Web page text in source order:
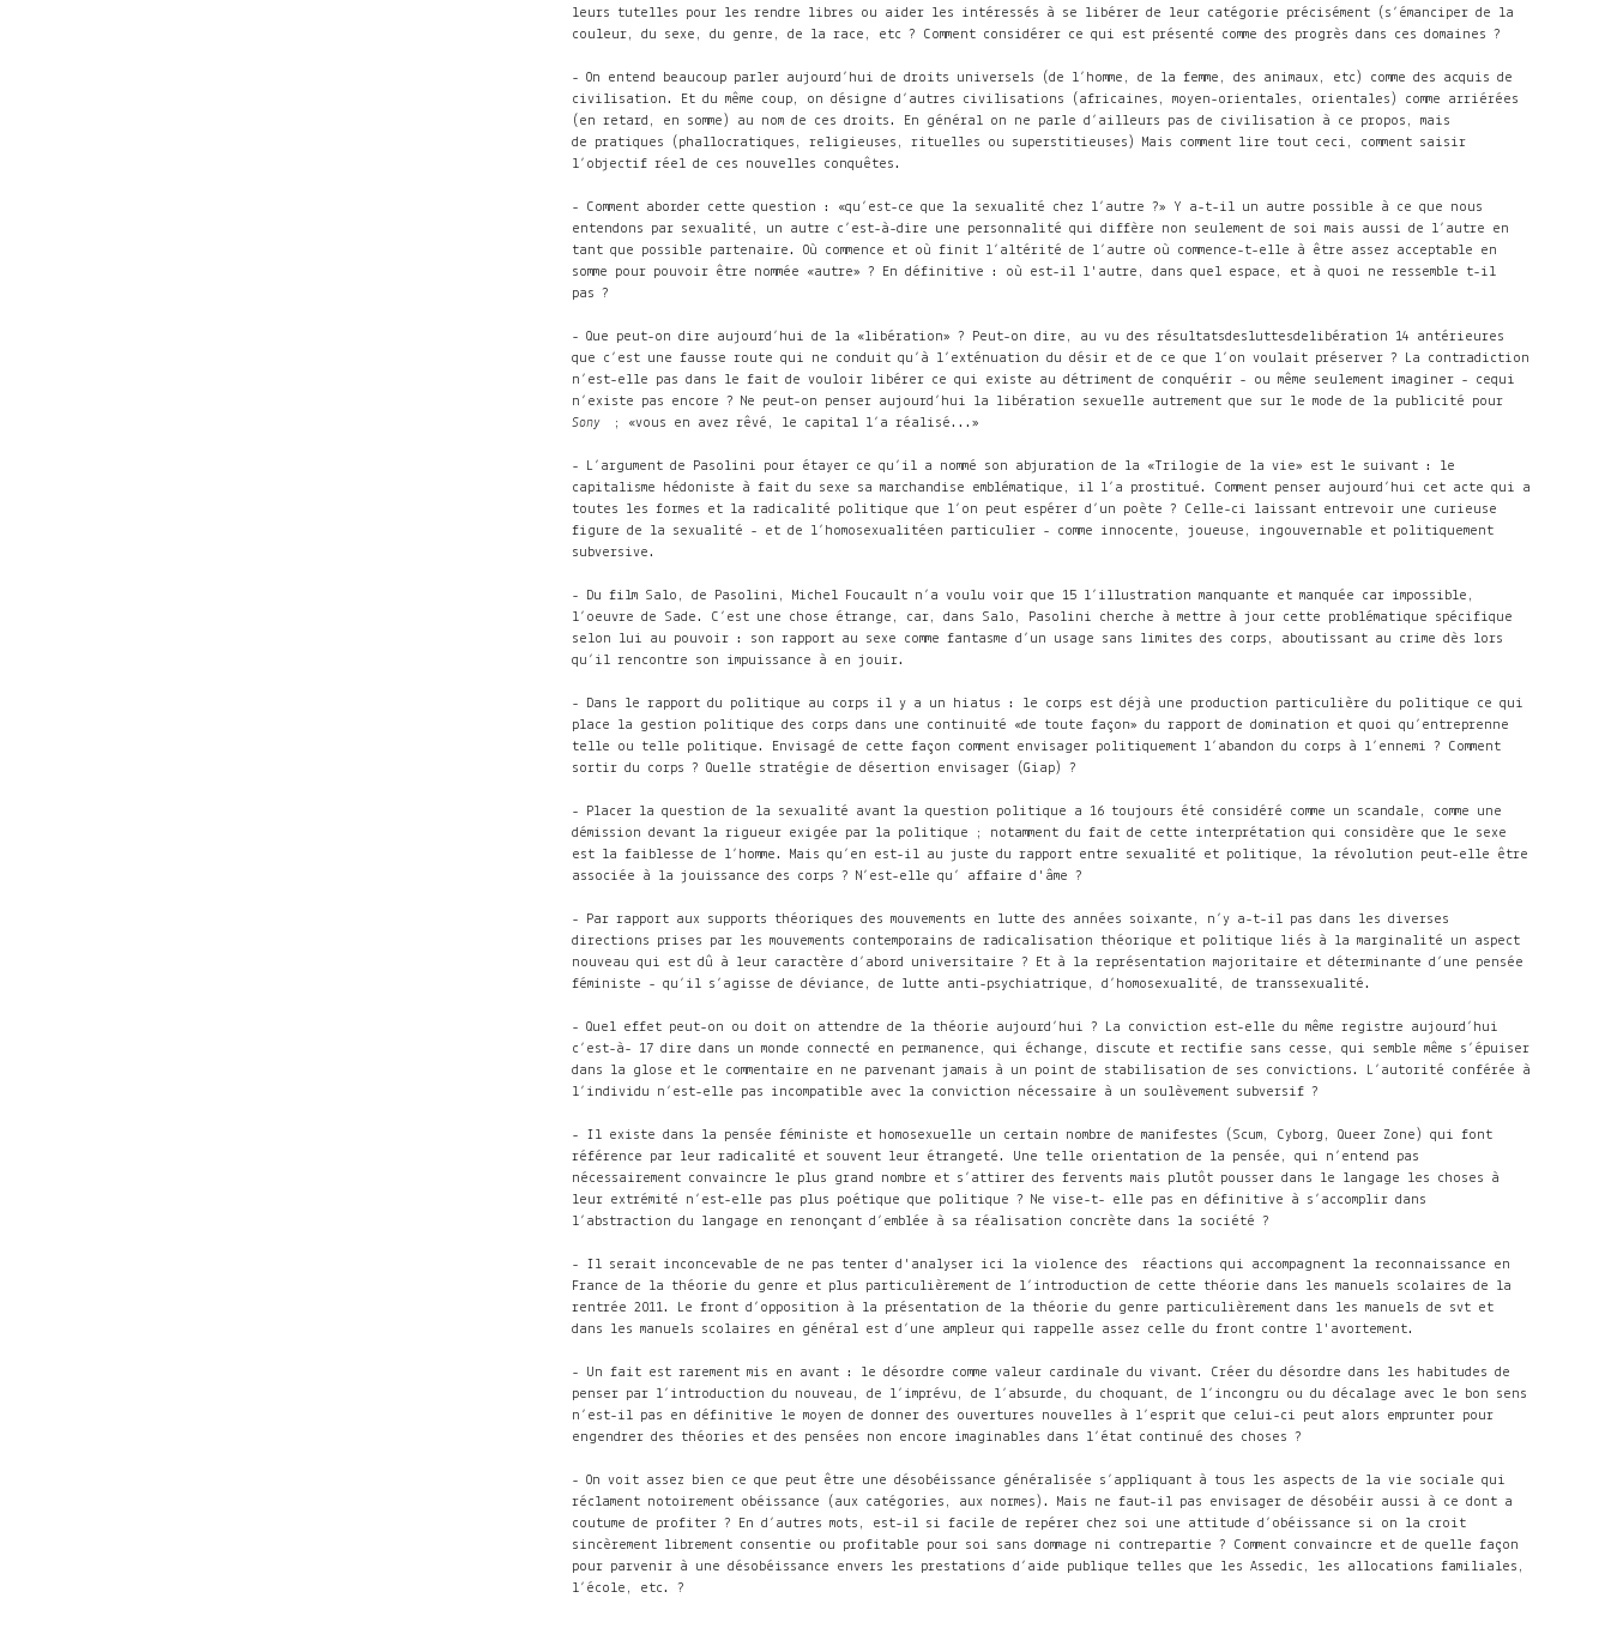
leurs tutelles pour les rendre libres ou aider les intéressés à se libérer de leur catégorie précisément (s’émanciper de la
couleur, du sexe, du genre, de la race, etc ? Comment considérer ce qui est présenté comme des progrès dans ces domaines ?
- On entend beaucoup parler aujourd’hui de droits universels (de l’homme, de la femme, des animaux, etc) comme des acquis de
civilisation. Et du même coup, on désigne d’autres civilisations (africaines, moyen-orientales, orientales) comme arriérées
(en retard, en somme) au nom de ces droits. En général on ne parle d’ailleurs pas de civilisation à ce propos, mais
de pratiques (phallocratiques, religieuses, rituelles ou superstitieuses) Mais comment lire tout ceci, comment saisir
l’objectif réel de ces nouvelles conquêtes.
- Comment aborder cette question : «qu’est-ce que la sexualité chez l’autre ?» Y a-t-il un autre possible à ce que nous
entendons par sexualité, un autre c’est-à-dire une personnalité qui diffère non seulement de soi mais aussi de l’autre en
tant que possible partenaire. Où commence et où finit l’altérité de l’autre où commence-t-elle à être assez acceptable en
somme pour pouvoir être nommée «autre» ? En définitive : où est-il l'autre, dans quel espace, et à quoi ne ressemble t-il
pas ?
- Que peut-on dire aujourd’hui de la «libération» ? Peut-on dire, au vu des résultatsdesluttesdelibération 14 antérieures
que c’est une fausse route qui ne conduit qu’à l’exténuation du désir et de ce que l’on voulait préserver ? La contradiction
n’est-elle pas dans le fait de vouloir libérer ce qui existe
au détriment de conquérir - ou même seulement imaginer - cequi
n’existe pas encore ? Ne peut-on penser aujourd’hui la libération sexuelle
autrement que sur le mode de la publicité pour
Sony
; «vous en avez rêvé, le capital l’a réalisé...»
- L’argument de Pasolini pour étayer ce qu’il a nommé son abjuration de la «Trilogie de la vie» est le suivant : le
capitalisme hédoniste à fait du sexe sa marchandise emblématique, il l’a prostitué. Comment penser aujourd’hui cet acte qui a
toutes les formes et la radicalité politique que l’on peut espérer d’un poète ? Celle-ci laissant entrevoir une curieuse
figure de la sexualité
- et de l’homosexualitéen particulier - comme innocente, joueuse, ingouvernable et politiquement
subversive.
- Du film Salo, de Pasolini, Michel Foucault n’a voulu voir que 15 l’illustration manquante et manquée car impossible,
l’oeuvre de Sade. C’est une chose étrange, car, dans Salo, Pasolini cherche à mettre à jour cette problématique spécifique
selon lui au pouvoir : son rapport au sexe comme fantasme d’un usage sans limites des corps, aboutissant au crime dès lors
qu’il rencontre son impuissance à en jouir.
- Dans le rapport du politique au corps il y a un hiatus : le corps est déjà une production particulière du politique ce qui
place la gestion politique des corps dans une continuité «de toute façon» du rapport de domination et quoi qu’entreprenne
telle ou telle politique. Envisagé de cette façon comment envisager politiquement l’abandon du corps à l’ennemi ? Comment
sortir du corps ? Quelle stratégie de désertion envisager (Giap) ?
- Placer la question de la sexualité avant la question politique a 16 toujours été considéré comme un scandale, comme une
démission devant la rigueur exigée par la politique ; notamment du fait de cette interprétation qui considère que le sexe
est la faiblesse de l’homme. Mais qu’en est-il au juste du rapport entre sexualité et politique, la révolution
peut-elle être
associée à la jouissance des corps ? N’est-elle qu’ affaire d'âme ?
- Par rapport aux supports théoriques des mouvements en lutte des années soixante, n’y a-t-il pas dans les diverses
directions prises par les mouvements contemporains de radicalisation théorique et politique liés à la marginalité un aspect
nouveau qui est dû à leur caractère d’abord universitaire ? Et à la représentation majoritaire et déterminante d’une pensée
féministe - qu’il s’agisse de déviance, de lutte anti-psychiatrique, d’homosexualité, de transsexualité.
- Quel effet peut-on ou doit on attendre de la théorie aujourd’hui ? La conviction est-elle du même registre aujourd’hui
c’est-à- 17 dire dans un monde connecté en permanence, qui échange, discute et rectifie sans cesse, qui semble même s’épuiser
dans la glose et le commentaire en ne parvenant jamais à un point de stabilisation de ses convictions. L’autorité conférée à
l’individu n’est-elle pas incompatible avec la conviction nécessaire à un soulèvement subversif ?
- Il existe dans la pensée féministe et homosexuelle un certain nombre de manifestes (Scum, Cyborg, Queer Zone) qui font
référence par leur radicalité et souvent leur étrangeté. Une telle orientation de la pensée, qui n’entend pas
nécessairement convaincre le plus grand nombre et s’attirer des fervents mais plutôt pousser dans le langage les choses à
leur extrémité n’est-elle pas plus poétique que politique ? Ne vise-t- elle pas en définitive à s’accomplir dans
l’abstraction du langage en renonçant d’emblée à sa réalisation concrète dans la société ?
- Il serait inconcevable de ne pas tenter d'analyser ici la violence des réactions qui accompagnent la reconnaissance en
France de la théorie du genre
et plus particulièrement de l’introduction de cette théorie dans les manuels scolaires de la
rentrée 2011. Le front d’opposition à la présentation de la théorie du genre particulièrement dans les manuels de svt et
dans les manuels scolaires en général est d’une ampleur qui rappelle assez celle du front contre l'avortement.
- Un fait est rarement mis en avant : le désordre comme valeur cardinale du vivant. Créer du désordre dans les habitudes de
penser par l’introduction du nouveau, de l’imprévu, de l’absurde, du choquant, de l’incongru ou du décalage avec le bon sens
n’est-il pas en définitive le moyen de donner des ouvertures nouvelles à l’esprit que celui-ci peut alors emprunter pour
engendrer des théories et des pensées non encore imaginables dans l’état continué des choses ?
- On voit assez bien ce que peut être une désobéissance généralisée s’appliquant à tous les aspects de la vie sociale qui
réclament notoirement obéissance (aux catégories, aux normes). Mais ne faut-il pas envisager de désobéir aussi à ce dont a
coutume de profiter ? En d’autres mots, est-il si facile de repérer chez soi une attitude d’obéissance si on la croit
sincèrement librement consentie ou profitable pour soi sans dommage ni contrepartie ? Comment convaincre et de quelle façon
pour parvenir à une désobéissance envers les prestations d’aide publique telles que les Assedic, les allocations familiales,
l’école, etc. ?